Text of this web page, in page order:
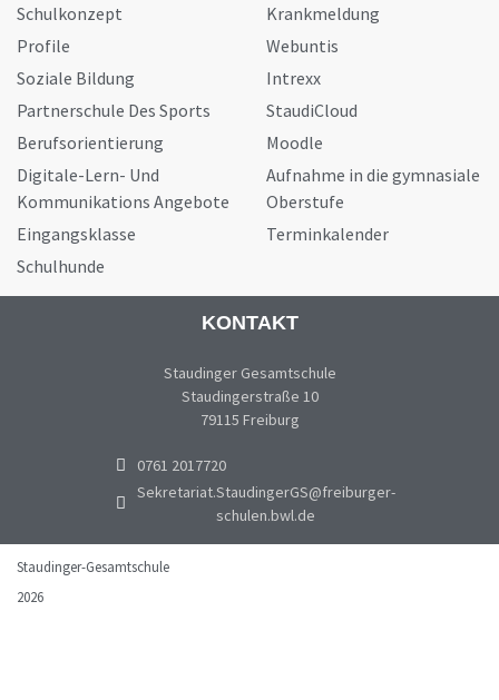
Schulkonzept
Profile
Soziale Bildung
Partnerschule Des Sports
Berufsorientierung
Digitale-Lern- Und
Kommunikations Angebote
Eingangsklasse
Schulhunde
Krankmeldung
Webuntis
Intrexx
StaudiCloud
Moodle
Aufnahme in die gymnasiale
Oberstufe
Terminkalender
KONTAKT
Staudinger Gesamtschule
Staudingerstraße 10
79115 Freiburg
0761 2017720
Sekretariat.StaudingerGS@freiburger-
schulen.bwl.de
Staudinger-Gesamtschule
2026